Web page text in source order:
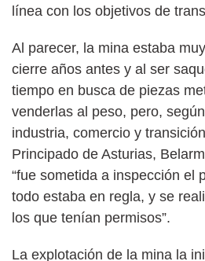
línea con los objetivos de
Al parecer, la mina estaba
cierre años antes y al ser
tiempo en busca de piezas
venderlas al peso, pero,
industria, comercio y
Principado de Asturias,
“fue sometida a inspección el
todo estaba en regla, y se
los que tenían permisos”.
La explotación de la mina la